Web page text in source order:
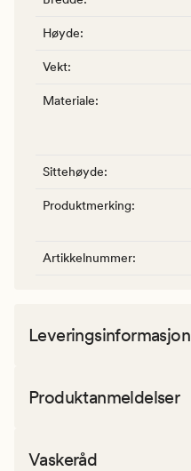
Høyde:
Vekt:
Materiale:
Sittehøyde:
Produktmerking:
Artikkelnummer:
Leveringsinformasjon
Produktanmeldelser
Vaskeråd